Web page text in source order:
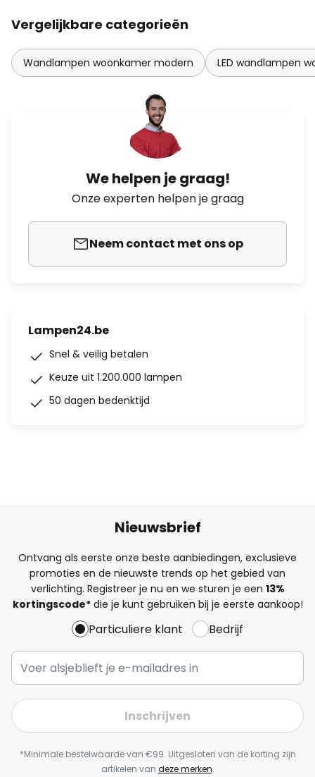
Vergelijkbare categorieën
Wandlampen woonkamer modern LED wandlampen
We helpen je graag!
Onze experten helpen je graag
Neem contact met ons op
Lampen24.be
Snel & veilig betalen
Keuze uit 1.200.000 lampen
50 dagen bedenktijd
Nieuwsbrief
Ontvang als eerste onze beste aanbiedingen, exclusieve
promoties en de nieuwste trends op het gebied van
verlichting. Registreer je nu en we sturen je een 13%
kortingscode*die je kunt gebruiken bij je eerste aankoop!
Particuliere klant Bedrijf
Inschrijven
*Minimale bestelwaarde van €99. Uitgesloten van de korting zijn
artikelen van deze merken.